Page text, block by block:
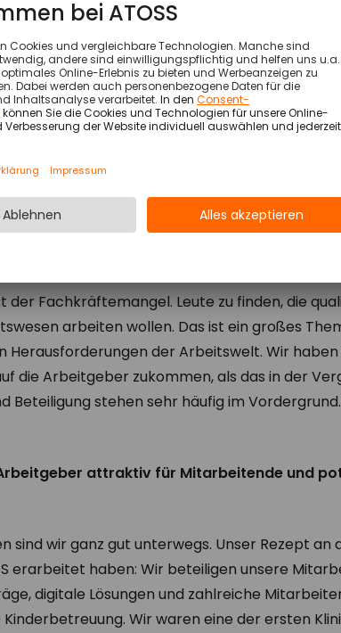
sich mit Digitalisierungstechnologien, einer
haben. Auch wenn diese eine
und Kollegen ganz anders an
eine Spielwiese brauchen wir.
im Gesundheitswesen sehen Sie
Fachkräftemangel. Leute zu finden, die
arbeiten wollen. Das ist ein großes
Herausforderungen der Arbeitswelt. Wir
die Arbeitgeber zukommen, als das in der
Beteiligung stehen sehr häufig im Vordergrund.
attraktiv für Mitarbeitende und
sind wir ganz gut unterwegs. Unser Rezept an
erarbeitet haben: Wir beteiligen unsere
digitale Lösungen und zahlreiche
Wir waren eine der ersten